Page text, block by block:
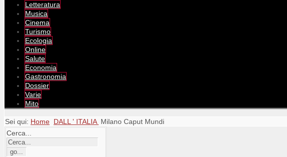
Letteratura
Musica
Cinema
Turismo
Ecologia
Online
Salute
Economia
Gastronomia
Dossier
Varie
Mito
Sei qui: Home DALL ' ITALIA Milano Caput Mundi
Cerca...